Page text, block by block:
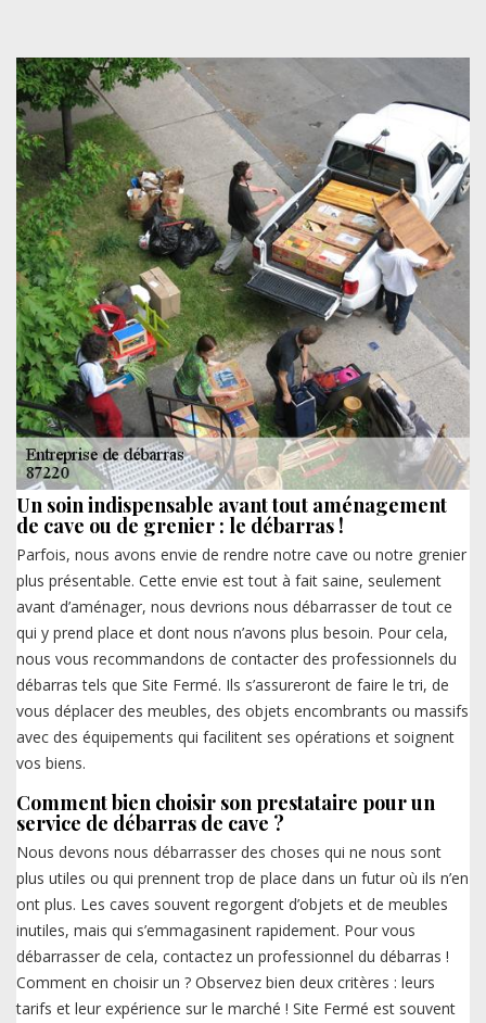
Un soin indispensable avant tout aménagement
de cave ou de grenier : le débarras !
Parfois, nous avons envie de rendre notre cave ou notre grenier
plus présentable. Cette envie est tout à fait saine, seulement
avant d’aménager, nous devrions nous débarrasser de tout ce
qui y prend place et dont nous n’avons plus besoin. Pour cela,
nous vous recommandons de contacter des professionnels du
débarras tels que Site Fermé. Ils s’assureront de faire le tri, de
vous déplacer des meubles, des objets encombrants ou massifs
avec des équipements qui facilitent ses opérations et soignent
vos biens.
Comment bien choisir son prestataire pour un
service de débarras de cave ?
Nous devons nous débarrasser des choses qui ne nous sont
plus utiles ou qui prennent trop de place dans un futur où ils n’en
ont plus. Les caves souvent regorgent d’objets et de meubles
inutiles, mais qui s’emmagasinent rapidement. Pour vous
débarrasser de cela, contactez un professionnel du débarras !
Comment en choisir un ? Observez bien deux critères : leurs
tarifs et leur expérience sur le marché ! Site Fermé est souvent